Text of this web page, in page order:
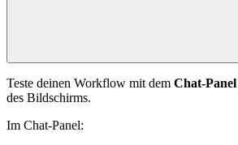
Teste deinen Workflow mit dem Chat-Panel
des Bildschirms.
Im Chat-Panel: